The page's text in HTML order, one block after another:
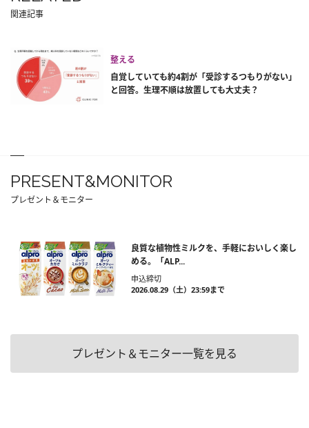
関連記事
整える
自覚していても約4割が「受診するつもりがない」
と回答。生理不順は放置しても大丈夫？
PRESENT&MONITOR
プレゼント＆モニター
良質な植物性ミルクを、手軽においしく楽し
める。「ALP...
申込締切
2026.08.29（土）23:59まで
プレゼント＆モニター一覧を見る